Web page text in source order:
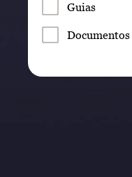
Guias
Documentos